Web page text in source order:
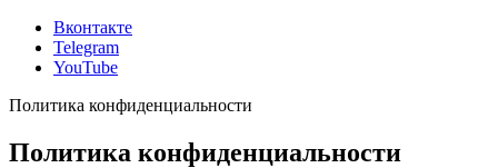
Вконтакте
Telegram
YouTube
Политика конфиденциальности
Политика конфиденциальности